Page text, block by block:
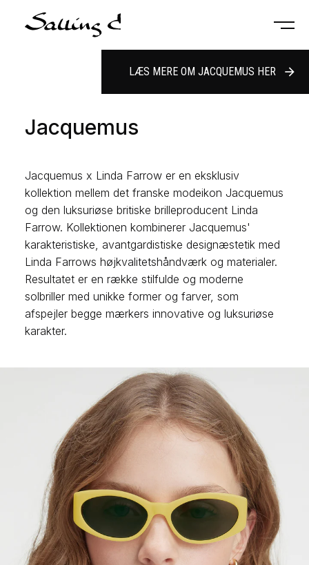
Jacquemus
Jacquemus x Linda Farrow er en eksklusiv
kollektion mellem det franske modeikon Jacquemus
og den luksuriøse britiske brilleproducent Linda
Farrow. Kollektionen kombinerer Jacquemus'
karakteristiske, avantgardistiske designæstetik med
Linda Farrows højkvalitetshåndværk og materialer.
Resultatet er en række stilfulde og moderne
solbriller med unikke former og farver, som
afspejler begge mærkers innovative og luksuriøse
karakter.
LÆS MERE OM JACQUEMUS HER arrow_forward